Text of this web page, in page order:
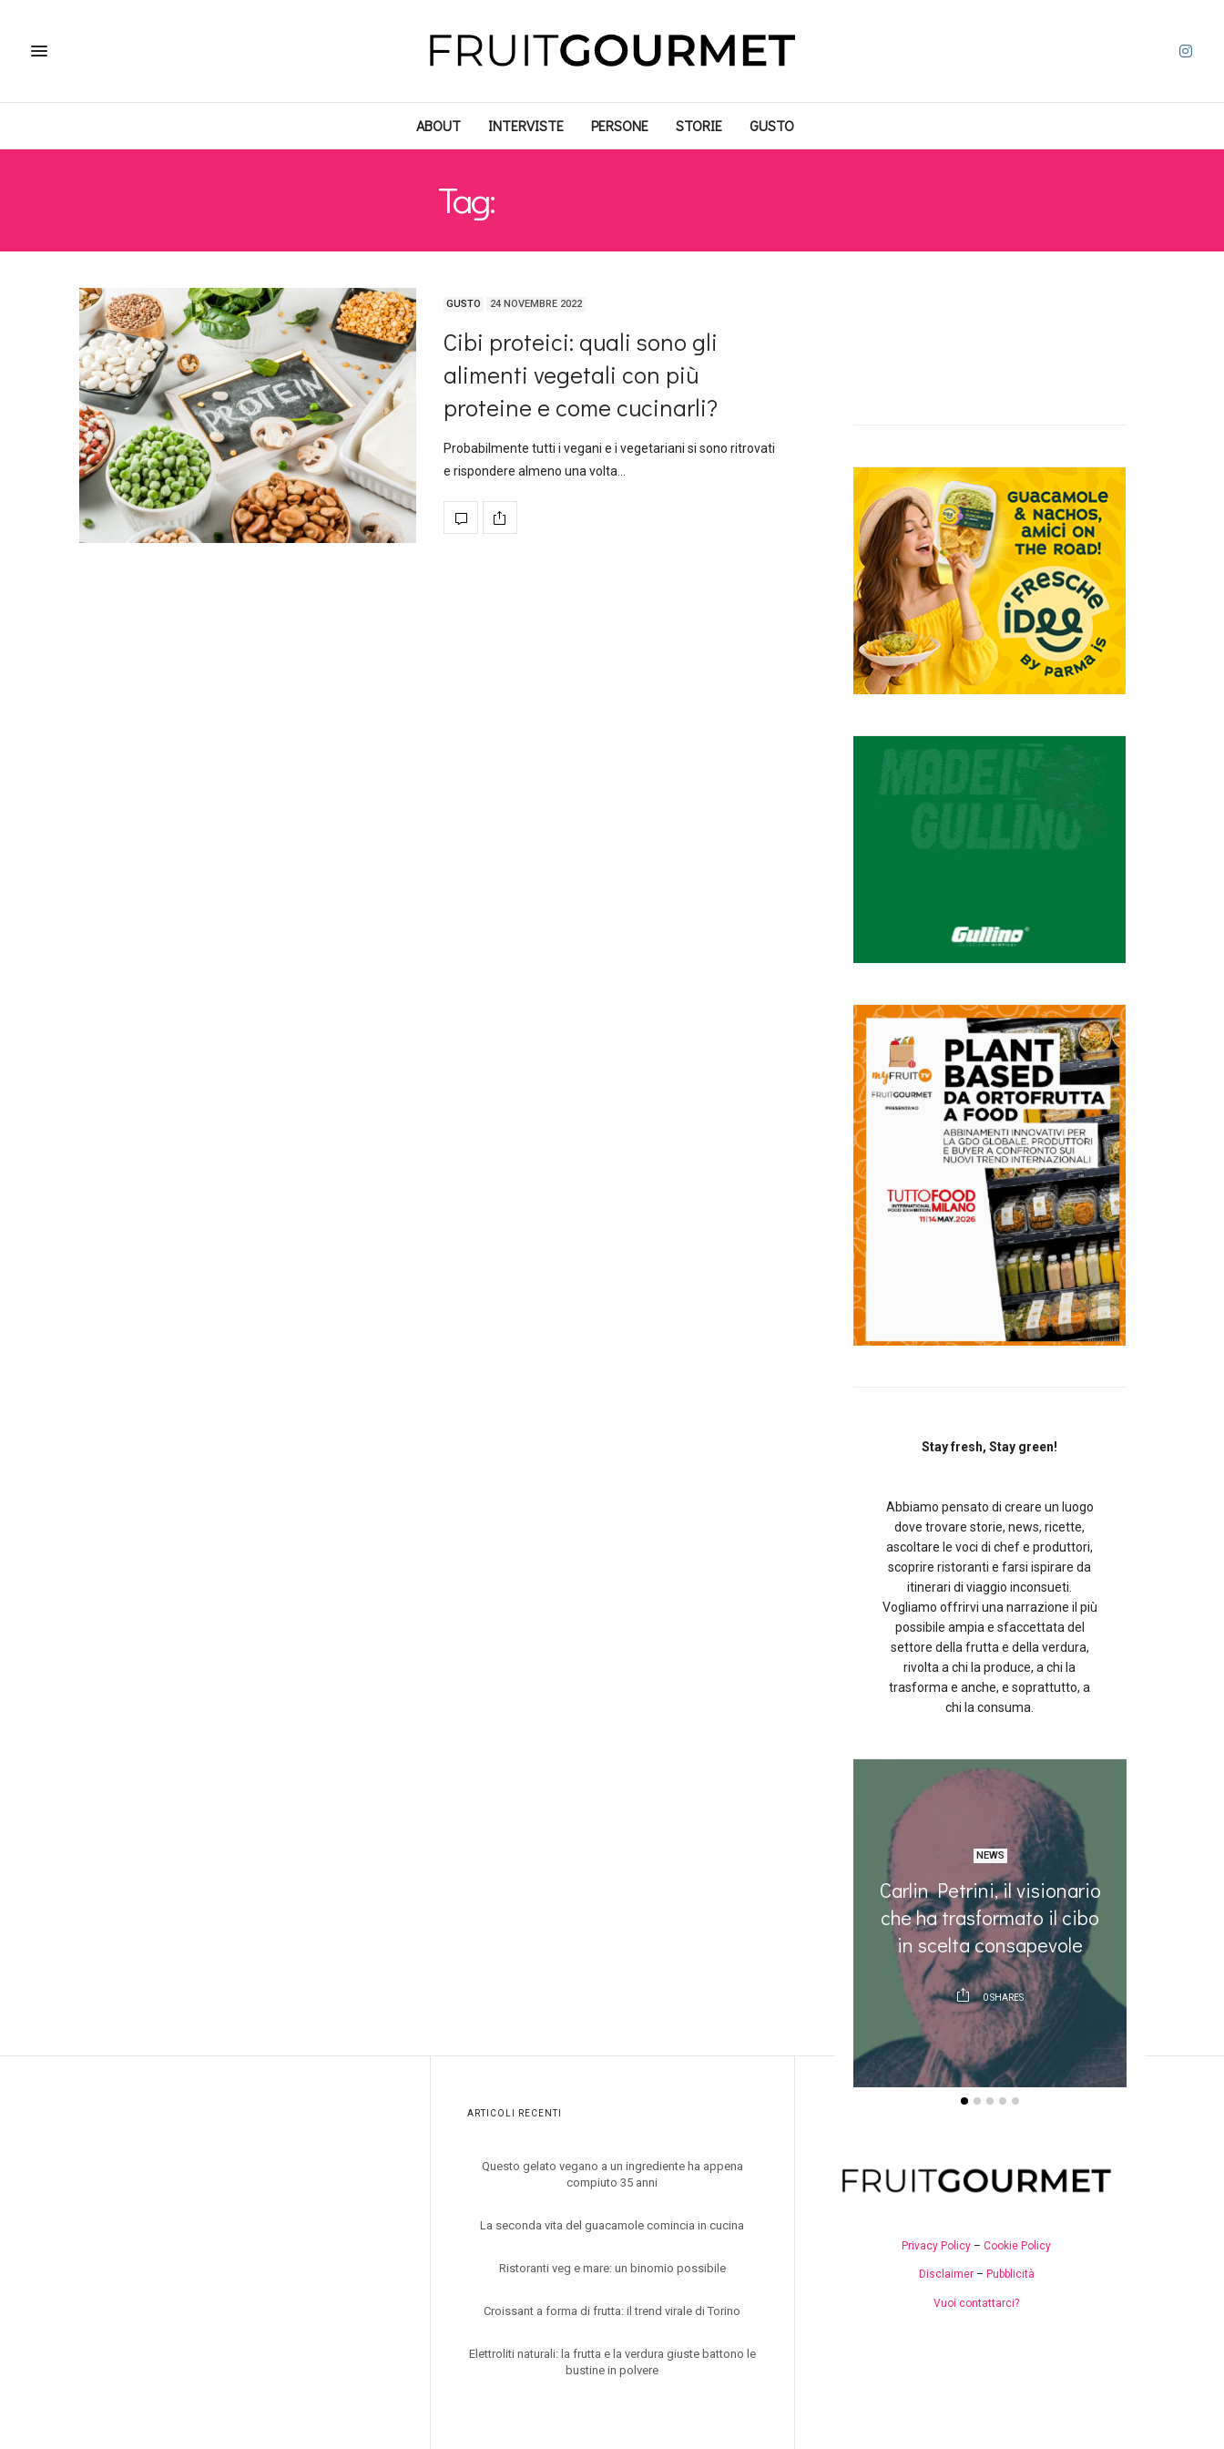
ABOUT INTERVISTE PERSONE STORIE GUSTO
Tag:
GUSTO 24 NOVEMBRE 2022
Cibi proteici: quali sono gli
alimenti vegetali con più
proteine e come cucinarli?
Probabilmente tutti i vegani e i vegetariani si sono ritrovati
e rispondere almeno una volta…
Stay fresh, Stay green!
Abbiamo pensato di creare un luogo
dove trovare storie, news, ricette,
ascoltare le voci di chef e produttori,
scoprire ristoranti e farsi ispirare da
itinerari di viaggio inconsueti.
Vogliamo offrirvi una narrazione il più
possibile ampia e sfaccettata del
settore della frutta e della verdura,
rivolta a chi la produce, a chi la
trasforma e anche, e soprattutto, a
chi la consuma.
NEWS
Carlin Petrini, il visionario
che ha trasformato il cibo
in scelta consapevole
0SHARES
ARTICOLI RECENTI
Questo gelato vegano a un ingrediente ha appena
compiuto 35 anni
La seconda vita del guacamole comincia in cucina
Ristoranti veg e mare: un binomio possibile
Croissant a forma di frutta: il trend virale di Torino
Elettroliti naturali: la frutta e la verdura giuste battono le
bustine in polvere
Privacy Policy –Cookie Policy
Disclaimer– Pubblicità
Vuoi contattarci?